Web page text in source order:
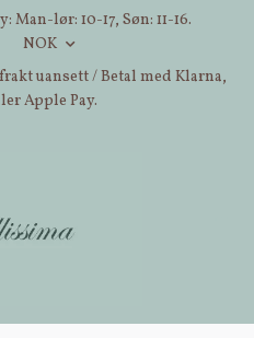
lør: 10-17, Søn: 11-16.
NOK
uansett / Betal med Klarna,
Apple Pay.